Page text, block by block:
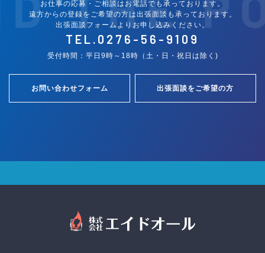
お仕事の応募・ご相談はお電話でも承っております。
遠方からの登録をご希望の方は出張面談も承っております。
出張面談フォームよりお申し込みください。
TEL. 0276-56-9109
受付時間：平日9時～18時（土・日・祝日は除く)
お問い合わせフォーム 出張面談をご希望の方